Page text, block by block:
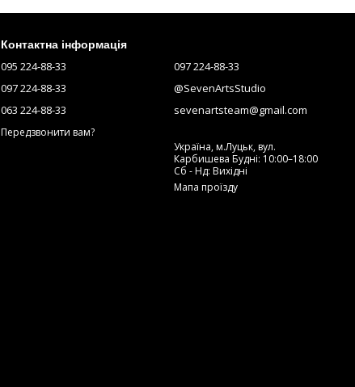
Контактна інформація
095 224-88-33
097 224-88-33
063 224-88-33
Передзвонити вам?
097 224-88-33
@SevenArtsStudio
sevenartsteam@gmail.com
Україна, м.Луцьк, вул.
Карбишева Будні: 10:00–18:00
Сб - Нд: Вихідні
Мапа проїзду